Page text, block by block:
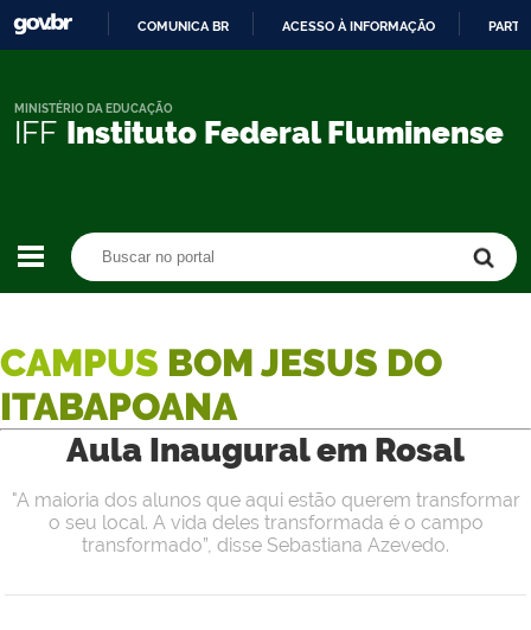
CONTEÚDO
COMUNICA BR ACESSO À INFORMAÇÃO
IFF Instituto Federal Fluminense
MINISTÉRIO DA EDUCAÇÃO
CAMPUS BOM JESUS DO
ITABAPOANA
Aula Inaugural em Rosal
"A maioria dos alunos que aqui estão querem transformar
o seu local. A vida deles transformada é o campo
transformado”, disse Sebastiana Azevedo.